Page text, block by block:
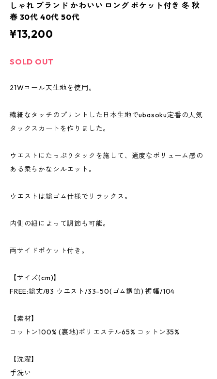
しゃれ ブランド かわいい ロング ポケット付き 冬 秋
春 30代 40代 50代
¥13,200
SOLD OUT
21Wコール天生地を使用。
繊細なタッチのプリントした日本生地でubasoku定番の人気
タックスカートを作りました。
ウエストにたっぷりタックを施して、適度なボリューム感の
ある柔らかなシルエット。
ウエストは総ゴム仕様でリラックス。
内側の紐によって調節も可能。
両サイドポケット付き。
【サイズ(cm)】
FREE:総丈/83 ウエスト/33-50(ゴム調節) 裾幅/104
【素材】
コットン100% (裏地)ポリエステル65% コットン35%
【洗濯】
手洗い